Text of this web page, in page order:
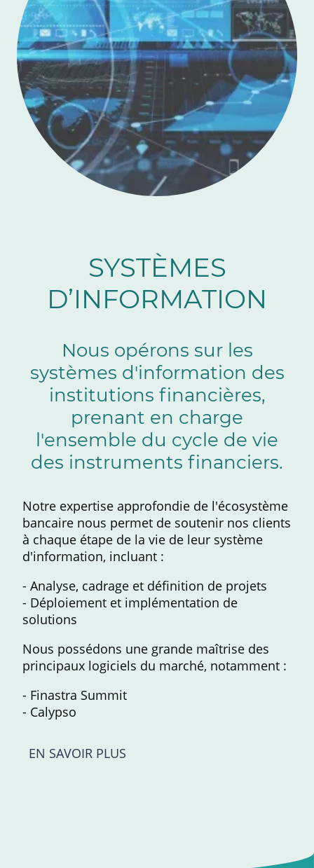
SYSTÈMES
D’INFORMATION
Nous opérons sur les
systèmes d'information des
institutions financières,
prenant en charge
l'ensemble du cycle de vie
des instruments financiers.
Notre expertise approfondie de l'écosystème
bancaire nous permet de soutenir nos clients
à chaque étape de la vie de leur système
d'information, incluant :
- Analyse, cadrage et définition de projets
- Déploiement et implémentation de
solutions
Nous possédons une grande maîtrise des
principaux logiciels du marché, notamment :
- Finastra Summit
- Calypso
EN SAVOIR PLUS